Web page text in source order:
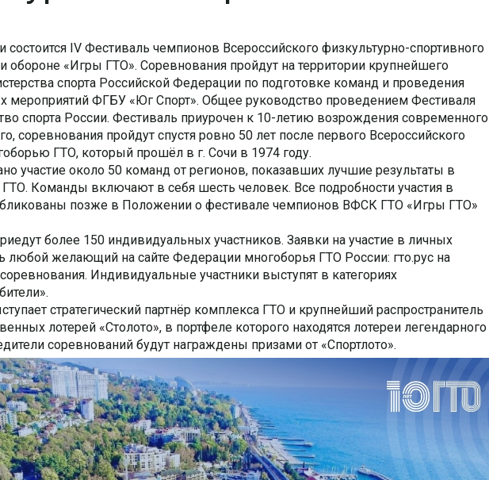
состоится IV Фестиваль чемпионов Всероссийского физкультурно-спортивного
обороне «Игры ГТО». Соревнования пройдут на территории крупнейшего
спорта Российской Федерации по подготовке команд и проведения
мероприятий ФГБУ «Юг Спорт». Общее руководство проведением Фестиваля
спорта России. Фестиваль приурочен к 10-летию возрождения современного
соревнования пройдут спустя ровно 50 лет после первого Всероссийского
ГТО, который прошёл в г. Сочи в 1974 году.
участие около 50 команд от регионов, показавших лучшие результаты в
Команды включают в себя шесть человек. Все подробности участия в
позже в Положении о фестивале чемпионов ВФСК ГТО «Игры ГТО»
более 150 индивидуальных участников. Заявки на участие в личных
любой желающий на сайте Федерации многоборья ГТО России: гто.рус на
Индивидуальные участники выступят в категориях
стратегический партнёр комплекса ГТО и крупнейший распространитель
лотерей «Столото», в портфеле которого находятся лотереи легендарного
соревнований будут награждены призами от «Спортлото».